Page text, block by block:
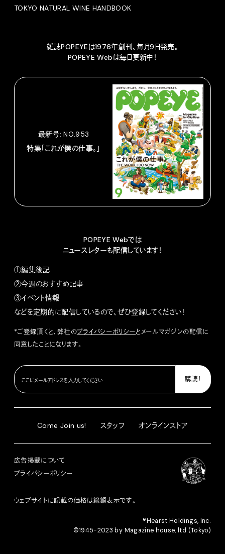
TOKYO NATURAL WINE HANDBOOK
雑誌POPEYEは1976年創刊、毎月9日発売。
POPEYE Webは毎日更新中！
最新号: NO.953
特集「これが僕の仕事。」
POPEYE Webでは
ニュースレターも配信しています！
①編集後記
②今週のおすすめ記事
③イベント情報
などを定期的に配信しているので、ぜひ登録してください！
*ご登録頂くと、弊社のプライバシーポリシーとメールマガジンの配信に
同意したことになります。
Come Join us! スタッフ オンラインストア
広告掲載について
プライバシーポリシー
ウェブサイトに記載の価格は総額表示です。
®︎Hearst Holdings, Inc.
©1945-2023 by Magazine house, ltd.(Tokyo)